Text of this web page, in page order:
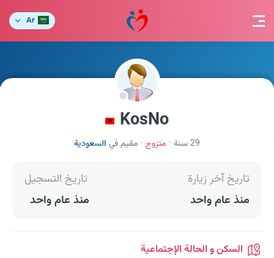
Ar
KosNo
29 سنة متزوج مقيم في السعودية
تاريخ آخر زيارة
منذ عام واحد
تاريخ التسجيل
منذ عام واحد
السكن و الحالة الإجتماعية